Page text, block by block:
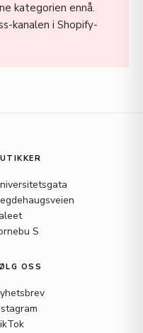
kategorien ennå.
kanalen i Shopify-
S
OSS